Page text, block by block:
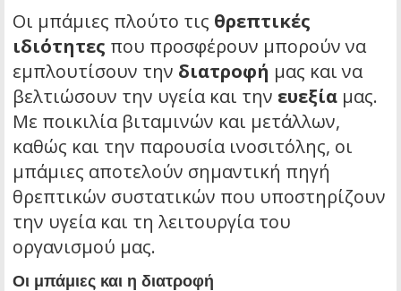
Οι μπάμιες πλούτο τις θρεπτικές
ιδιότητες που προσφέρουν μπορούν να
εμπλουτίσουν την διατροφή μας και να
βελτιώσουν την υγεία και την ευεξία μας.
Με ποικιλία βιταμινών και μετάλλων,
καθώς και την παρουσία ινοσιτόλης, οι
μπάμιες αποτελούν σημαντική πηγή
θρεπτικών συστατικών που υποστηρίζουν
την υγεία και τη λειτουργία του
οργανισμού μας.
Οι μπάμιες και η διατροφή